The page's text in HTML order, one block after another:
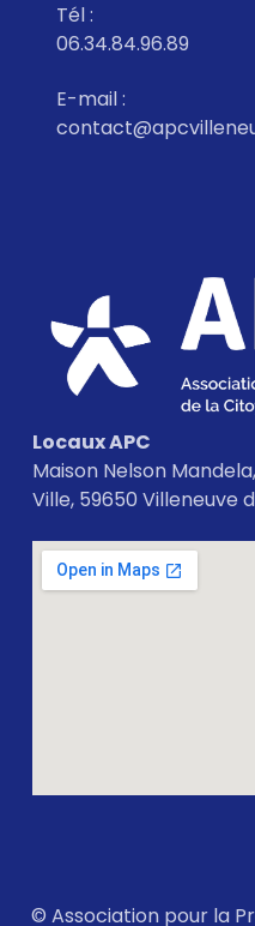
Locaux APC
Maison Nelson
Ville, 59650 Villeneuve
Tél :
06.34.84.96.89
E-mail :
© Association pour la